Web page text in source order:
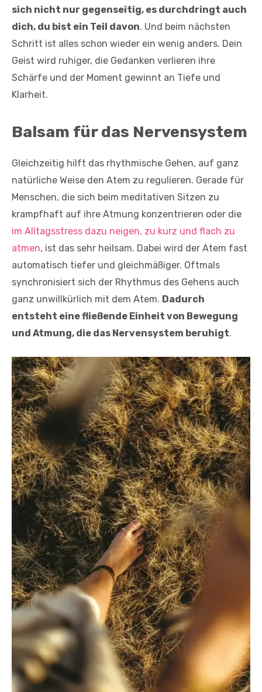
sich nicht nur gegenseitig, es durchdringt auch
dich, du bist ein Teil davon. Und beim nächsten
Schritt ist alles schon wieder ein wenig anders. Dein
Geist wird ruhiger, die Gedanken verlieren ihre
Schärfe und der Moment gewinnt an Tiefe und
Klarheit.
Balsam für das Nervensystem
Gleichzeitig hilft das rhythmische Gehen, auf ganz
natürliche Weise den Atem zu regulieren. Gerade für
Menschen, die sich beim meditativen Sitzen zu
krampfhaft auf ihre Atmung konzentrieren oder die
im Alltagsstress dazu neigen, zu kurz und flach zu
atmen, ist das sehr heilsam. Dabei wird der Atem fast
automatisch tiefer und gleichmäßiger. Oftmals
synchronisiert sich der Rhythmus des Gehens auch
ganz unwillkürlich mit dem Atem. Dadurch
entsteht eine fließende Einheit von Bewegung
und Atmung, die das Nervensystem beruhigt.